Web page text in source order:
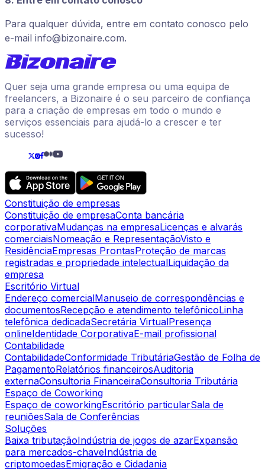
Para qualquer dúvida, entre em contato conosco pelo
e-mail info@bizonaire.com.
Quer seja uma grande empresa ou uma equipa de
freelancers, a Bizonaire é o seu parceiro de confiança
para a criação de empresas em todo o mundo e
serviços essenciais para ajudá-lo a crescer e ter
sucesso!
Constituição de empresas
Constituição de empresaConta bancária
corporativaMudanças na empresaLicenças e alvarás
comerciaisNomeação e RepresentaçãoVisto e
ResidênciaEmpresas ProntasProteção de marcas
registradas e propriedade intelectualLiquidação da
empresa
Escritório Virtual
Endereço comercialManuseio de correspondências e
documentosRecepção e atendimento telefônicoLinha
telefônica dedicadaSecretária VirtualPresença
onlineIdentidade CorporativaE-mail profissional
Contabilidade
ContabilidadeConformidade TributáriaGestão de Folha de
PagamentoRelatórios financeirosAuditoria
externaConsultoria FinanceiraConsultoria Tributária
Espaço de Coworking
Espaço de coworkingEscritório particularSala de
reuniõesSala de Conferências
Soluções
Baixa tributaçãoIndústria de jogos de azarExpansão
para mercados-chaveIndústria de
criptomoedasEmigração e Cidadania